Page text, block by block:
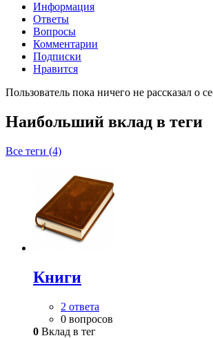
Информация
Ответы
Вопросы
Комментарии
Подписки
Нравится
Пользователь пока ничего не рассказал о
Наибольший вклад в теги
Все теги (4)
Книги
2 ответа
0 вопросов
0 Вклад в тег